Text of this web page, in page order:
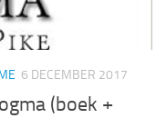
6 DECEMBER 2017
(boek +